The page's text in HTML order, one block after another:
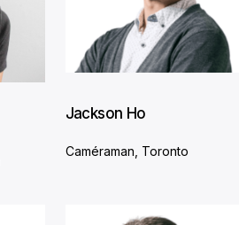
Jackson Ho
Caméraman, Toronto